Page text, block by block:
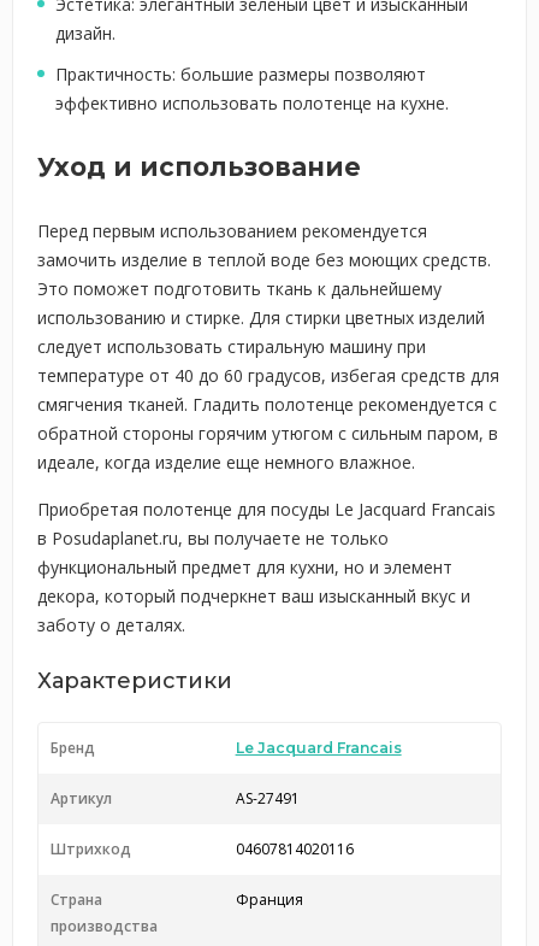
дизайн.
Практичность: большие размеры позволяют
эффективно использовать полотенце на кухне.
Уход и использование
Перед первым использованием рекомендуется
замочить изделие в теплой воде без моющих средств.
Это поможет подготовить ткань к дальнейшему
использованию и стирке. Для стирки цветных изделий
следует использовать стиральную машину при
температуре от 40 до 60 градусов, избегая средств для
смягчения тканей. Гладить полотенце рекомендуется с
обратной стороны горячим утюгом с сильным паром, в
идеале, когда изделие еще немного влажное.
Приобретая полотенце для посуды Le Jacquard Francais
в Posudaplanet.ru, вы получаете не только
функциональный предмет для кухни, но и элемент
декора, который подчеркнет ваш изысканный вкус и
заботу о деталях.
Характеристики
Бренд Le Jacquard Francais
Артикул AS-27491
Штрихкод 04607814020116
Страна
производства
Франция